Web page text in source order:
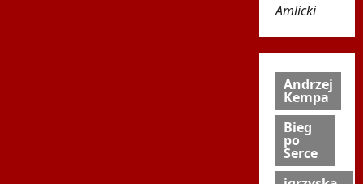
Amlicki
Andrzej
Kempa
Bieg
po
Serce